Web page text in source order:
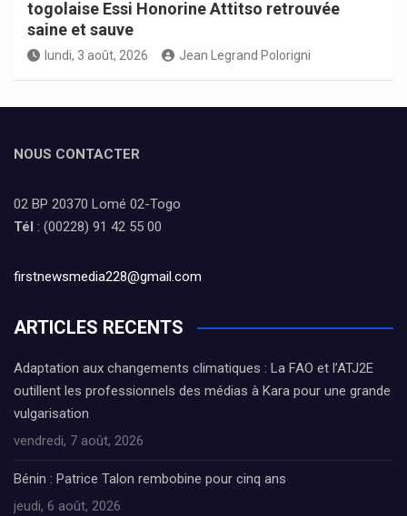
togolaise Essi Honorine Attitso retrouvée
saine et sauve
lundi, 3 août, 2026 Jean Legrand Polorigni
NOUS CONTACTER
02 BP 20370 Lomé 02-Togo
Tél : (00228) 91 42 55 00
firstnewsmedia228@gmail.com
ARTICLES RECENTS
Adaptation aux changements climatiques : La FAO et l’ATJ2E
outillent les professionnels des médias à Kara pour une grande
vulgarisation
vendredi, 7 août, 2026
Bénin : Patrice Talon rembobine pour cinq ans
jeudi, 6 août, 2026